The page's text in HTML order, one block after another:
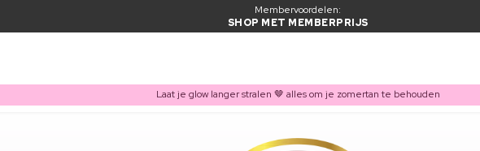
Membervoordelen:
SHOP MET MEMBERPRIJS
Laat je glow langer stralen 🤎 alles om je zomertan te behouden